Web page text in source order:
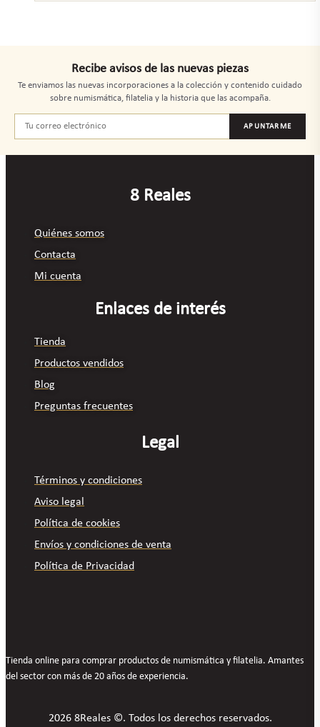
Recibe avisos de las nuevas piezas
Te enviamos las nuevas incorporaciones a la colección y contenido cuidado
sobre numismática, filatelia y la historia que las acompaña.
APUNTARME
8 Reales
Quiénes somos
Contacta
Mi cuenta
Enlaces de interés
Tienda
Productos vendidos
Blog
Preguntas frecuentes
Legal
Términos y condiciones
Aviso legal
Política de cookies
Envíos y condiciones de venta
Política de Privacidad
Tienda online para comprar productos de numismática y filatelia. Amantes
del sector con más de 20 años de experiencia.
2026 8Reales ©. Todos los derechos reservados.